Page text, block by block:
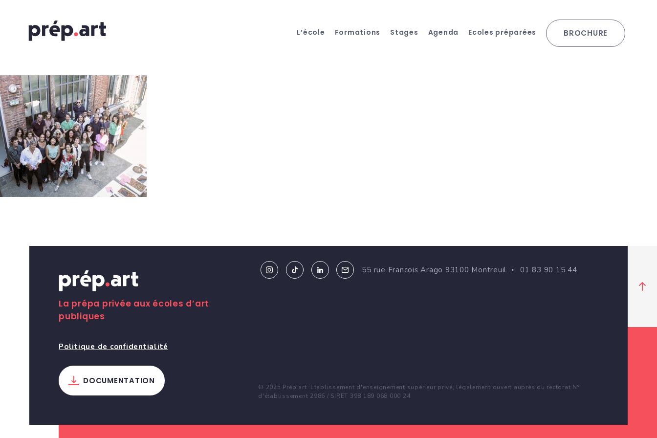
L’école Formations Stages Agenda Ecoles préparées BROCHURE
La prépa privée aux écoles d’art
publiques
Politique de confidentialité
DOCUMENTATION
55 rue Francois Arago 93100 Montreuil 01 83 90 15 44
© 2025 Prép'art. Etablissement d'enseignement supérieur privé, légalement ouvert auprès du rectorat N°
d'établissement 2986 / SIRET 398 189 068 000 24